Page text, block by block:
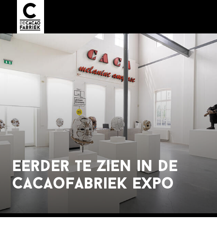
eerder te zien in de
cacaofabriek expo